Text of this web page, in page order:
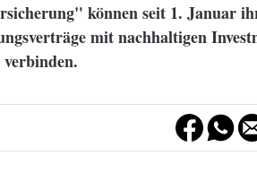
können seit 1. Januar
mit nachhaltigen